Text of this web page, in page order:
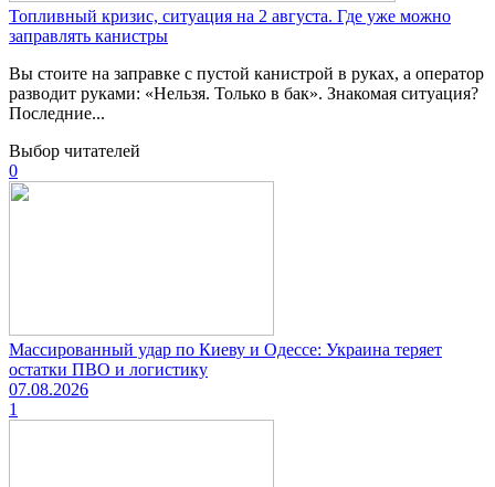
Топливный кризис, ситуация на 2 августа. Где уже можно
заправлять канистры
Вы стоите на заправке с пустой канистрой в руках, а оператор
разводит руками: «Нельзя. Только в бак». Знакомая ситуация?
Последние...
Выбор читателей
0
Массированный удар по Киеву и Одессе: Украина теряет
остатки ПВО и логистику
07.08.2026
1